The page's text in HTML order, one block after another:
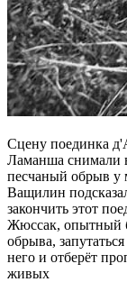
Сцену поединка
Ламанша снимали
песчаный обрыв у
Ващилин
закончить этот
Жюссак, опытный
обрыва,
него и отберёт
живых